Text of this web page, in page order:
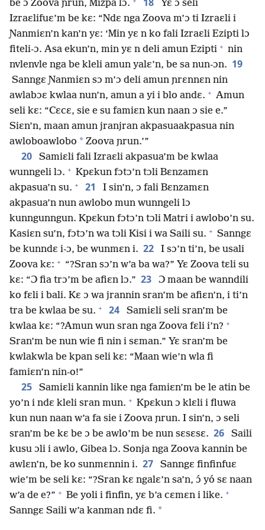
be ɔ Zoova ɲrun, Mizpa lɔ.
Yɛ ɔ seli
Izraɛlifuɛ’m be kɛ: “Ndɛ nga Zoova m’ɔ ti Izraɛli i
Ɲanmiɛn’n kan’n yɛ: ‘Min yɛ n ko fali Izraɛli Ezipti lɔ
fiteli-ɔ. Asa ekun’n, min yɛ n deli amun Ezipti + nin
nvlenvle nga be kleli amun yalɛ’n, be sa nun-ɔn. 19
Sanngɛ Ɲanmiɛn sɔ m’ɔ deli amun ɲrɛnnɛn nin
awlabɔɛ kwlaa nun’n, amun a yi i blo andɛ. + Amun
seli kɛ: “Cɛcɛ, sie e su famiɛn kun naan ɔ sie e.”
Siɛn’n, maan amun jranjran akpasuaakpasua nin
awloboawlobo * Zoova ɲrun.’”
20
Samiɛli fali Izraɛli akpasua’m be kwlaa
wunngeli lɔ. + Kpɛkun fɔtɔ’n tɔli Bɛnzamɛn
akpasua’n su. + 21
I sin’n, ɔ fali Bɛnzamɛn
akpasua’n nun awlobo mun wunngeli lɔ
kunngunngun. Kpɛkun fɔtɔ’n tɔli Matri i awlobo’n su.
Kasiɛn su’n, fɔtɔ’n wa tɔli Kisi i wa Saili su. + Sanngɛ
be kunndɛ i-ɔ, be wunmɛn i. 22
I sɔ’n ti’n, be usali
Zoova kɛ: + “?Sran sɔ’n w’a ba wa?” Yɛ Zoova tɛli su
kɛ: “Ɔ fia trɔ’m be afiɛn lɔ.” 23
Ɔ maan be wanndili
ko fɛli i bali. Kɛ ɔ wa jrannin sran’m be afiɛn’n, i ti’n
tra be kwlaa be su. + 24
Samiɛli seli sran’m be
kwlaa kɛ: “?Amun wun sran nga Zoova fɛli i’n? +
Sran’m be nun wie fi nin i sɛman.” Yɛ sran’m be
kwlakwla be kpan seli kɛ: “Maan wie’n wla fi
famiɛn’n nin-o!”
25
Samiɛli kannin like nga famiɛn’m be le atin be
yo’n i ndɛ kleli sran mun. + Kpɛkun ɔ klɛli i fluwa
kun nun naan w’a fa sie i Zoova ɲrun. I sin’n, ɔ seli
sran’m be kɛ be ɔ be awlo’m be nun sɛsɛsɛ. 26
Saili
kusu ɔli i awlo, Gibea lɔ. Sonja nga Zoova kannin be
awlɛn’n, be ko sunmɛnnin i. 27
Sanngɛ finfinfuɛ
wie’m be seli kɛ: “?Sran kɛ ngalɛ’n sa’n, ɔ́ yó sɛ naan
w’a de e?” + Be yoli i finfin, yɛ b’a cɛmɛn i like. +
Sanngɛ Saili w’a kanman ndɛ fi. *